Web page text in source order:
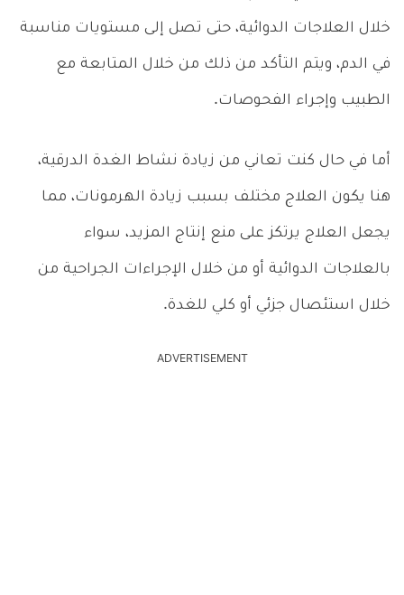
خلال العلاجات الدوائية، حتى تصل إلى مستويات مناسبة
في الدم، ويتم التأكد من ذلك من خلال المتابعة مع
الطبيب وإجراء الفحوصات.
أما في حال كنت تعاني من زيادة نشاط الغدة الدرقية،
هنا يكون العلاج مختلف بسبب زيادة الهرمونات، مما
يجعل العلاج يرتكز على منع إنتاج المزيد، سواء
بالعلاجات الدوائية أو من خلال الإجراءات الجراحية من
خلال استئصال جزئي أو كلي للغدة.
ADVERTISEMENT